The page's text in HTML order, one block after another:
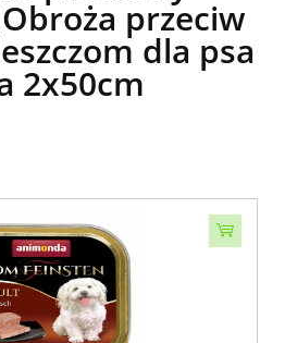
przeciw
dla psa
2x50cm